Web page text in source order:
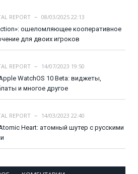
REPORT
08/03/2025 22:13
ошеломляющее кооперативное
для двоих игроков
REPORT
14/07/2023 19:50
WatchOS 10 Beta: виджеты,
и многое другое
REPORT
14/03/2023 22:40
Heart: атомный шутер с русскими